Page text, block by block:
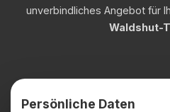
unverbindliches Angebot für
Waldshut-
Persönliche Daten